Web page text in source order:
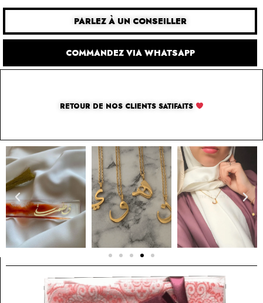
PARLEZ À UN CONSEILLER
COMMANDEZ VIA WHATSAPP
RETOUR DE NOS CLIENTS SATIFAITS